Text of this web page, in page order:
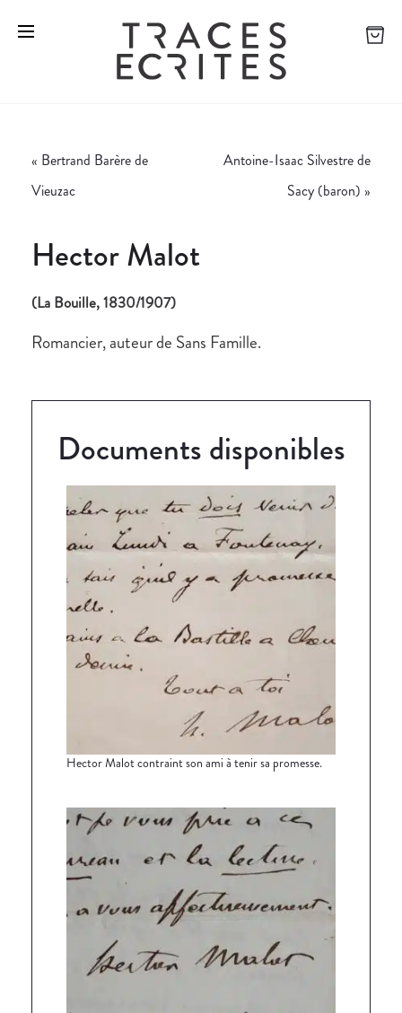
« Bertrand Barère de
Vieuzac
Antoine-Isaac Silvestre de
Sacy (baron) »
Hector Malot
(La Bouille, 1830/1907)
Romancier, auteur de Sans Famille.
Documents disponibles
Hector Malot contraint son ami à tenir sa promesse.